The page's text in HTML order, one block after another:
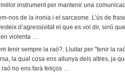
instrument per mantenir una
nos de la ironia i el sarcasme. L’ús de
d’agressivitat el que es vol dir, sinó
en violenta …
tenir sempre la raó?. Lluitar per "tenir la
la qual cosa ens allunya dels altres, ja
raó no ens farà feliços …